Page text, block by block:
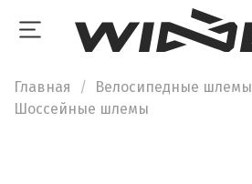
Главная
Велосипедные шлемы
Шоссейные шлемы